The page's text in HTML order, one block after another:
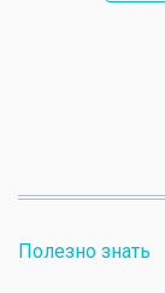
Полезно знать